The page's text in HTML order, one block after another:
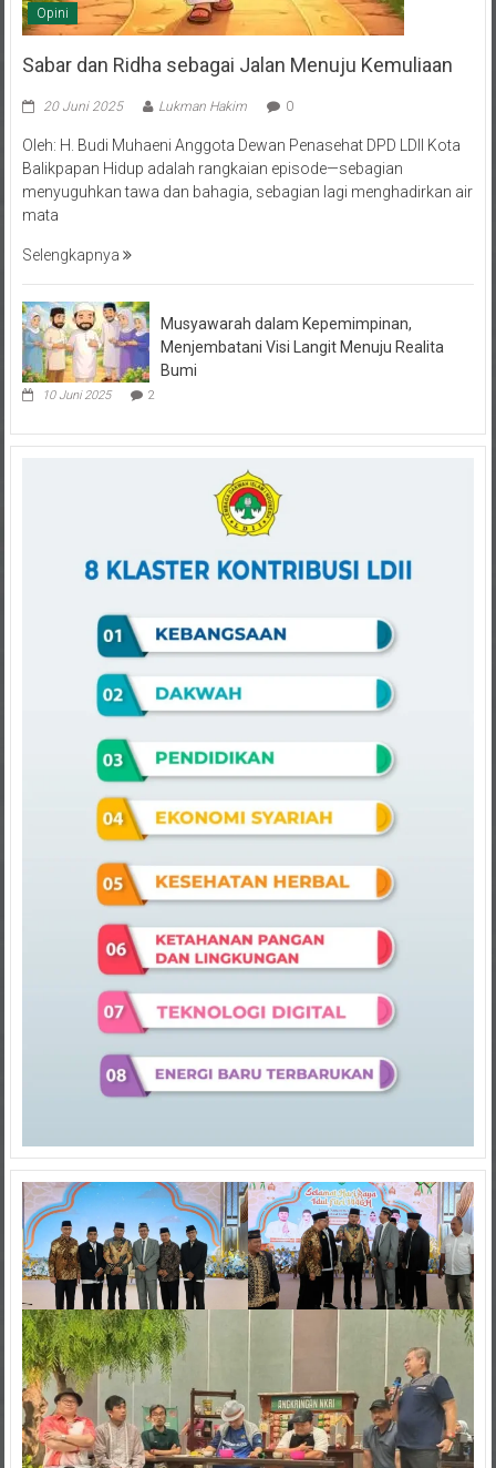
Sabar dan Ridha sebagai Jalan Menuju Kemuliaan
Balikpapan Hidup adalah rangkaian episode—sebagian
menyuguhkan tawa dan bahagia, sebagian lagi menghadirkan air
mata
Menjembatani Visi Langit Menuju Realita
Bumi
10 Juni 2025 2